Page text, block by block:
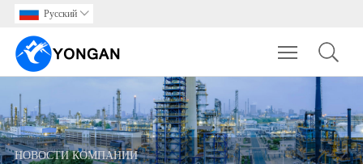
Pусский 
Toggle
НОВОСТИ КОМПАНИИ